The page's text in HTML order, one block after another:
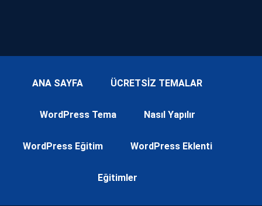
ANA SAYFA ÜCRETSİZ TEMALAR
WordPress Tema Nasıl Yapılır
WordPress Eğitim WordPress Eklenti
Eğitimler